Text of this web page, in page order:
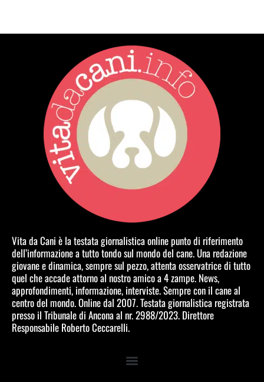
Vita da Cani è la testata giornalistica online punto di riferimento
dell’informazione a tutto tondo sul mondo del cane. Una redazione
giovane e dinamica, sempre sul pezzo, attenta osservatrice di tutto
quel che accade attorno al nostro amico a 4 zampe. News,
approfondimenti, informazione, interviste. Sempre con il cane al
centro del mondo. Online dal 2007. Testata giornalistica registrata
presso il Tribunale di Ancona al nr. 2988/2023. Direttore
Responsabile Roberto Ceccarelli.